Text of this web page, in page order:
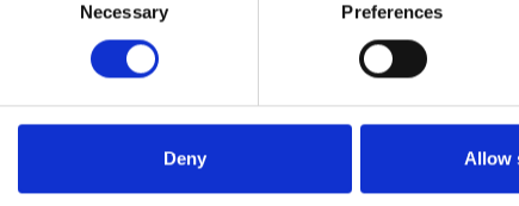
Necessary Preferences
Deny Allow
Gästekommunikation wieder erlangen können.
Beratungstermin vereinbaren